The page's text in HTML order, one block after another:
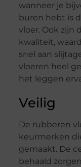
wanneer je
buren hebt is
vloer. Ook zijn
kwaliteit,
snel aan
vloeren heel
het leggen
Veilig
De rubberen
keurmerken
gemaakt. De
behaald